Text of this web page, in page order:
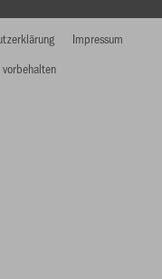
Impressum